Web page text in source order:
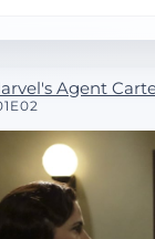
Agent